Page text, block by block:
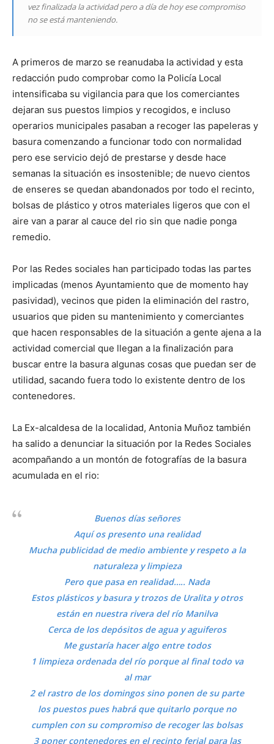
vez finalizada la actividad pero a día de hoy ese compromiso
no se está manteniendo.
A primeros de marzo se reanudaba la actividad y esta
redacción pudo comprobar como la Policía Local
intensificaba su vigilancia para que los comerciantes
dejaran sus puestos limpios y recogidos, e incluso
operarios municipales pasaban a recoger las papeleras y
basura comenzando a funcionar todo con normalidad
pero ese servicio dejó de prestarse y desde hace
semanas la situación es insostenible; de nuevo cientos
de enseres se quedan abandonados por todo el recinto,
bolsas de plástico y otros materiales ligeros que con el
aire van a parar al cauce del rio sin que nadie ponga
remedio.
Por las Redes sociales han participado todas las partes
implicadas (menos Ayuntamiento que de momento hay
pasividad), vecinos que piden la eliminación del rastro,
usuarios que piden su mantenimiento y comerciantes
que hacen responsables de la situación a gente ajena a la
actividad comercial que llegan a la finalización para
buscar entre la basura algunas cosas que puedan ser de
utilidad, sacando fuera todo lo existente dentro de los
contenedores.
La Ex-alcaldesa de la localidad, Antonia Muñoz también
ha salido a denunciar la situación por la Redes Sociales
acompañando a un montón de fotografías de la basura
acumulada en el rio:
Buenos días señores
Aquí os presento una realidad
Mucha publicidad de medio ambiente y respeto a la
naturaleza y limpieza
Pero que pasa en realidad….. Nada
Estos plásticos y basura y trozos de Uralita y otros
están en nuestra rivera del río Manilva
Cerca de los depósitos de agua y aguiferos
Me gustaría hacer algo entre todos
1 limpieza ordenada del río porque al final todo va
al mar
2 el rastro de los domingos sino ponen de su parte
los puestos pues habrá que quitarlo porque no
cumplen con su compromiso de recoger las bolsas
3 poner contenedores en el recinto ferial para las